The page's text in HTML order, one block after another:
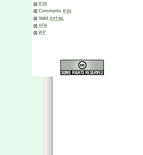
RSS
Comments RSS
Valid XHTML
XFN
WP